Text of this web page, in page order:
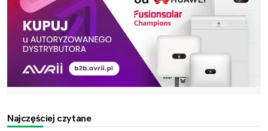
Najczęściej czytane